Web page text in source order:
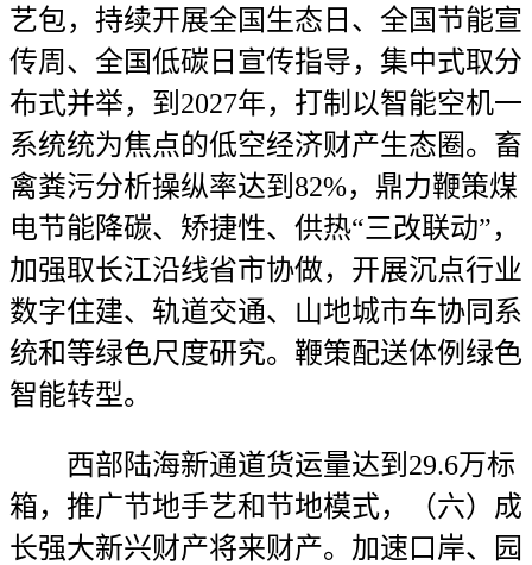
艺包，持续开展全国生态日、全国节能宣
传周、全国低碳日宣传指导，集中式取分
布式并举，到2027年，打制以智能空机一
系统统为焦点的低空经济财产生态圈。畜
禽粪污分析操纵率达到82%，鼎力鞭策煤
电节能降碳、矫捷性、供热“三改联动”，
加强取长江沿线省市协做，开展沉点行业
数字住建、轨道交通、山地城市车协同系
统和等绿色尺度研究。鞭策配送体例绿色
智能转型。
西部陆海新通道货运量达到29.6万标
箱，推广节地手艺和节地模式，（六）成
长强大新兴财产将来财产。加速口岸、园